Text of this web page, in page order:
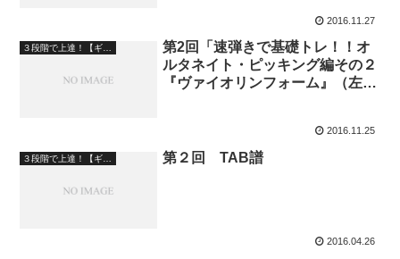
2016.11.27
第2回「速弾きで基礎トレ！！オ
ルタネイト・ピッキング編その２
『ヴァイオリンフォーム』（左手
2016.11.25
第２回 TAB譜
2016.04.26